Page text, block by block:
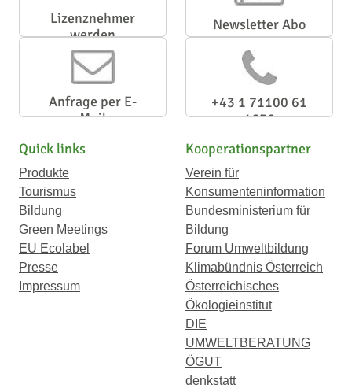
Lizenznehmer
werden
Newsletter Abo
Anfrage per E-
Mail
+43 1 71100 61
1656
Quick links
Produkte
Tourismus
Bildung
Green Meetings
EU Ecolabel
Presse
Impressum
Kooperationspartner
Verein für
Konsumenteninformation
Bundesministerium für
Bildung
Forum Umweltbildung
Klimabündnis Österreich
Österreichisches
Ökologieinstitut
DIE
UMWELTBERATUNG
ÖGUT
denkstatt